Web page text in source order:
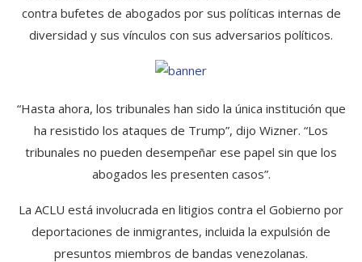
contra bufetes de abogados por sus políticas internas de
diversidad y sus vínculos con sus adversarios políticos.
“Hasta ahora, los tribunales han sido la única institución que
ha resistido los ataques de Trump”, dijo Wizner. “Los
tribunales no pueden desempeñar ese papel sin que los
abogados les presenten casos”.
La ACLU está involucrada en litigios contra el Gobierno por
deportaciones de inmigrantes, incluida la expulsión de
presuntos miembros de bandas venezolanas.